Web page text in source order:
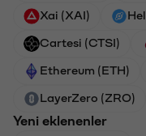
Xai (XAI)
Cartesi (CTSI)
Ethereum (ETH)
LayerZero (ZRO)
Yeni eklenenler